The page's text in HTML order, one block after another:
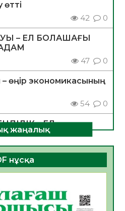
өтті
42 0
– ЕЛ БОЛАШАҒЫ
47 0
өңір экономикасының
54 0
– ЕЛ
52 0
– БОЛАШАҚҚА
жаңалық
нұсқа